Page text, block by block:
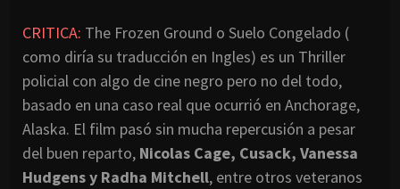
CRITICA: The Frozen Ground o Suelo Congelado (
como diría su traducción en Ingles) es un Thriller
policial con algo de cine negro pero no del todo,
basado en una caso real que ocurrió en Anchorage,
Alaska. El film pasó sin mucha repercusión a pesar
del buen reparto, Nicolas Cage, Cusack, Vanessa
Hudgens y Radha Mitchell, entre otros veteranos